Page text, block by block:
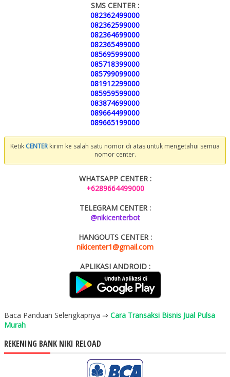
SMS CENTER :
082362499000
082362599000
082364699000
082365499000
085695999000
085718399000
085799099000
081912299000
085959599000
083874699000
089664499000
089665199000
Ketik CENTER kirim ke salah satu nomor di atas untuk mengetahui semua
nomor center.
WHATSAPP CENTER :
+6289664499000
TELEGRAM CENTER :
@nikicenterbot
HANGOUTS CENTER :
nikicenter1@gmail.com
APLIKASI ANDROID :
Baca Panduan Selengkapnya ⇒ Cara Transaksi Bisnis Jual Pulsa
Murah
REKENING BANK NIKI RELOAD